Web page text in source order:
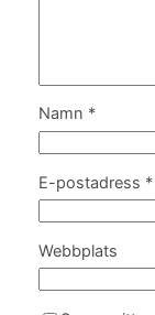
Namn *
E-postadress *
Webbplats